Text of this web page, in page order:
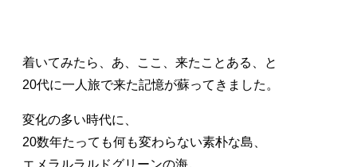
着いてみたら、あ、ここ、来たことある、と
20代に一人旅で来た記憶が蘇ってきました。
変化の多い時代に、
20数年たっても何も変わらない素朴な島、
エメラルラルドグリーンの海。